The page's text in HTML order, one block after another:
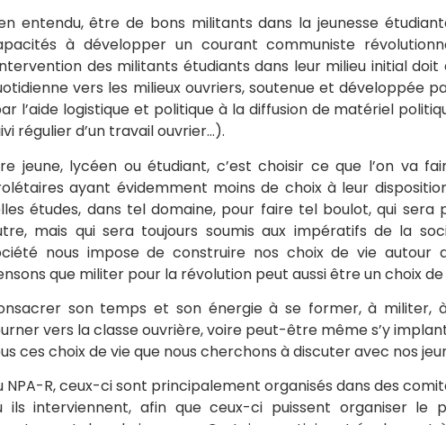
entendu, être de bons militants dans la jeunesse
à développer un courant communiste
des militants étudiants dans leur milieu initial
vers les milieux ouvriers, soutenue et développée
l’aide logistique et politique à la diffusion de matériel
régulier d’un travail ouvrier…).
jeune, lycéen ou étudiant, c’est choisir ce que l’on va
ayant évidemment moins de choix à leur
études, dans tel domaine, pour faire tel boulot, qui sera
mais qui sera toujours soumis aux impératifs de la
nous impose de construire nos choix de vie autour
que militer pour la révolution peut aussi être un choix de
son temps et son énergie à se former, à militer,
vers la classe ouvrière, voire peut-être même s’y
ces choix de vie que nous cherchons à discuter avec nos
NPA-R, ceux-ci sont principalement organisés dans des
ils interviennent, afin que ceux-ci puissent organiser le